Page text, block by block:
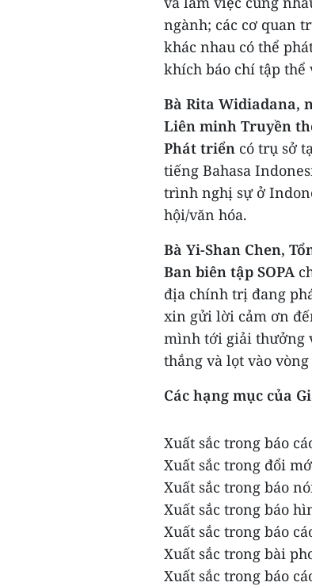
ngành; các cơ quan
khác nhau có thể
khích báo chí tập thể
Bà Rita Widiadana,
Liên minh Truyền
Phát triển có trụ sở
tiếng Bahasa
trình nghị sự ở
hội/văn hóa.
Bà Yi-Shan Chen,
Ban biên tập SOPA
địa chính trị đang
xin gửi lời cảm ơn
mình tới giải thưởng
thắng và lọt vào
Các hạng mục của
Xuất sắc trong báo
Xuất sắc trong đổi
Xuất sắc trong báo
Xuất sắc trong báo
Xuất sắc trong báo
Xuất sắc trong bài
Xuất sắc trong báo